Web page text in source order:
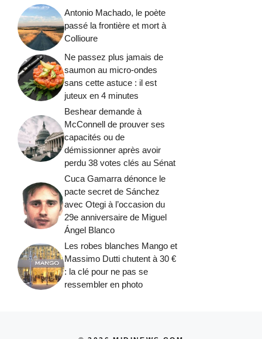
Antonio Machado, le poète
passé la frontière et mort à
Collioure
Ne passez plus jamais de
saumon au micro-ondes
sans cette astuce : il est
juteux en 4 minutes
Beshear demande à
McConnell de prouver ses
capacités ou de
démissionner après avoir
perdu 38 votes clés au Sénat
Cuca Gamarra dénonce le
pacte secret de Sánchez
avec Otegi à l’occasion du
29e anniversaire de Miguel
Ángel Blanco
Les robes blanches Mango et
Massimo Dutti chutent à 30 €
: la clé pour ne pas se
ressembler en photo